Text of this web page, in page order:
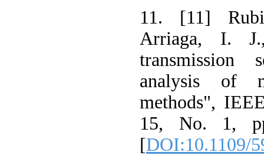
11. [11]
Arriaga, I.
transmission
analysis of
methods",
15, No. 1,
[DOI:10.1109/